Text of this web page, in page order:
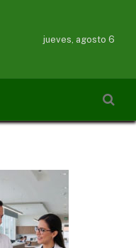
jueves, agosto 6